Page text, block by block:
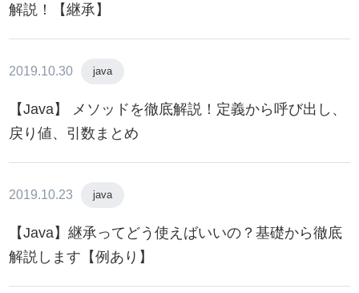
解説！【継承】
2019.10.30 java
【Java】 メソッドを徹底解説！定義から呼び出し、
戻り値、引数まとめ
2019.10.23 java
【Java】継承ってどう使えばいいの？基礎から徹底
解説します【例あり】